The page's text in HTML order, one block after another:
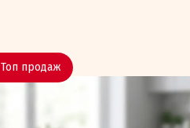
Топ продаж